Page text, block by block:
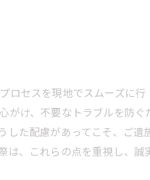
ロセスを現地でスムーズに行
がけ、不要なトラブルを防ぐ
した配慮があってこそ、ご遺
は、これらの点を重視し、誠